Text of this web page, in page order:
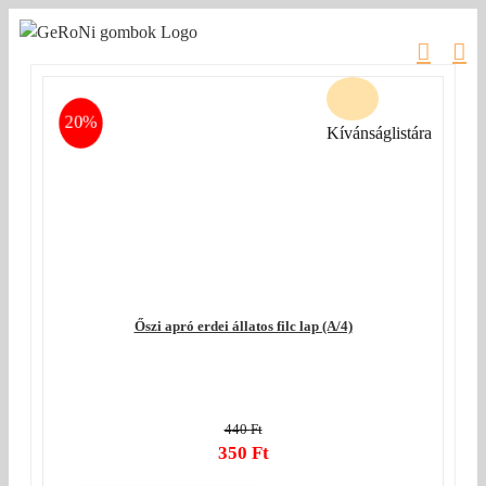
Kihagyás
20%
Őszi apró erdei állatos filc lap (A/4)
440Ft
Original
350 Ft
Kívánságlistára